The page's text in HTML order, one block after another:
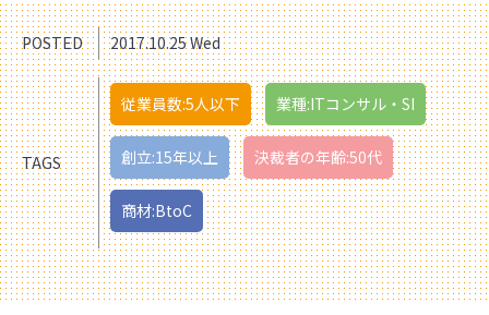
POSTED 2017.10.25 Wed
TAGS
従業員数:5人以下 業種:ITコンサル・SI
創立:15年以上 決裁者の年齢:50代
商材:BtoC